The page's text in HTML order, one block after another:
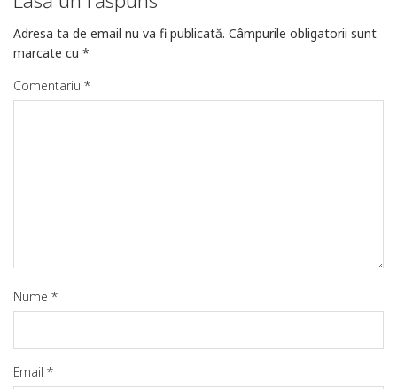
Adresa ta de email nu va fi publicată. Câmpurile obligatorii sunt
marcate cu *
Comentariu *
Nume *
Email *